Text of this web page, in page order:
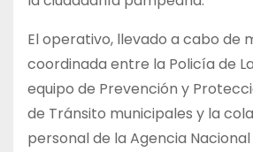
El operativo, llevado a cabo de
coordinada entre la Policía de
equipo de Prevención y
de Tránsito municipales y la
personal de la Agencia